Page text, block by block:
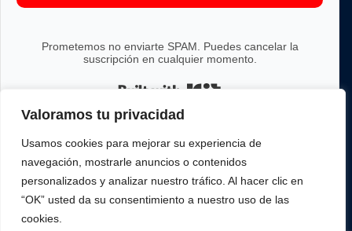
Valoramos tu privacidad
Usamos cookies para mejorar su experiencia de
navegación, mostrarle anuncios o contenidos
personalizados y analizar nuestro tráfico. Al hacer clic en
“OK” usted da su consentimiento a nuestro uso de las
cookies.
Prometemos no enviarte SPAM. Puedes cancelar la
suscripción en cualquier momento.
Te voy a mostrar el paso a paso que
debes hacer para